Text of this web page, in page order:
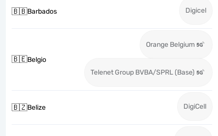
🇧🇧Barbados Digicel
🇧🇪Belgio
Orange Belgium
Telenet Group BVBA/SPRL (Base)
🇧🇿Belize DigiCell